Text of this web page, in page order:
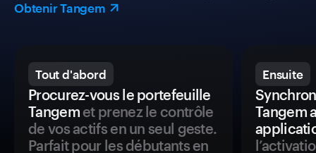
Obtenir Tangem
Tout d'abord
Procurez-vous le portefeuille
Tangemet prenez le contrôle
de vos actifs en un seul geste.
Parfait pour les débutants en
Ensuite
Tangem